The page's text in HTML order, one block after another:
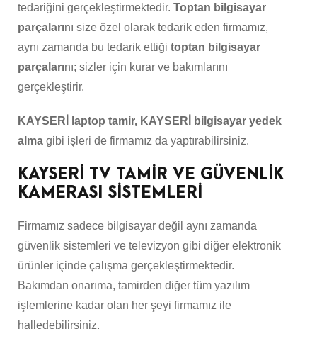
tedariğini gerçekleştirmektedir. Toptan bilgisayar
parçalarını size özel olarak tedarik eden firmamız,
aynı zamanda bu tedarik ettiği toptan bilgisayar
parçalarını; sizler için kurar ve bakımlarını
gerçekleştirir.
KAYSERİ laptop tamir, KAYSERİ bilgisayar yedek
alma gibi işleri de firmamız da yaptırabilirsiniz.
KAYSERİ TV TAMİR VE GÜVENLİK
KAMERASI SİSTEMLERİ
Firmamız sadece bilgisayar değil aynı zamanda
güvenlik sistemleri ve televizyon gibi diğer elektronik
ürünler içinde çalışma gerçekleştirmektedir.
Bakımdan onarıma, tamirden diğer tüm yazılım
işlemlerine kadar olan her şeyi firmamız ile
halledebilirsiniz.